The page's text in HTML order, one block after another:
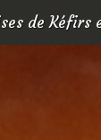
de Kéfirs